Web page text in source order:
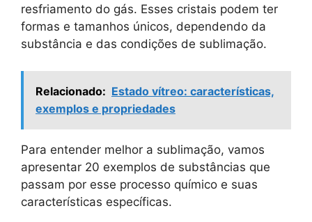
resfriamento do gás. Esses cristais podem ter
formas e tamanhos únicos, dependendo da
substância e das condições de sublimação.
Relacionado: Estado vítreo: características,
exemplos e propriedades
Para entender melhor a sublimação, vamos
apresentar 20 exemplos de substâncias que
passam por esse processo químico e suas
características específicas.